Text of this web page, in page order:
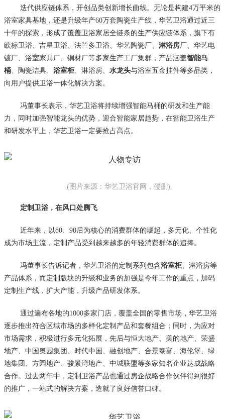
迭代供应链体系，开创品类创新增长曲线。无论是构建4万平米的
浴室家具基地，还是升级年产60万套陶瓷生产线，华艺卫浴通过近三
十年的探索，形成了覆盖卫浴家居全链条的生产供应链体系，旗下有
欧标卫浴、吉星卫浴、法兰多卫浴、华艺陶瓷厂、 淋浴房厂、华艺电
镀厂、浴室家具厂、铜材厂等多家生产工厂集群，产品涵盖智能马
桶、陶瓷洁具、 浴室柜、淋浴房、 水龙头与浴室五金挂件等多品类，
向用户提供卫浴一体化解决方案。
冯董事长表示，华艺卫浴将持续增强智能马桶的研发和生产能
力，同时加强智能龙头的优势，迎合智能家居趋势，在智能卫浴生产
和研发水平上，华艺卫浴一定要抢占高点。
(图片来源：华艺卫浴官网，侵删)
定制卫浴，在风口处腾飞
近年来，以80、90后为核心的消费群体的崛起，多元化、个性化
成为市场主流，定制产品受到越来越多的年轻消费群体的追捧。
冯董事长告诉记者，华艺卫浴的定制系列包含浴室柜、淋浴房等
产品体系，而定制版块的升级和业务的加强是今年工作的重点，加码
定制生产线，扩大产能，升级产品研发体系。
通过遍布各地的1000多家门店，覆盖全国的零售市场，华艺卫浴
逐步推出符合区域市场的多样化定制产品和套餐组合；同时，为应对
市场需求，积极进行多元化拓展，先后与恒大地产、美的地产、荣盛
地产、中国奥园集团、时代中国、融创地产、合景泰富、海伦堡、绿
地集团、方园地产、骏景湾地产、中城联盟等多家知名企业达成战略
合作。过去两年中，定制卫浴产品也通过房企战略合作伙伴得到很好
的推广，一站式的解决方案，造就了良好信誉口碑。